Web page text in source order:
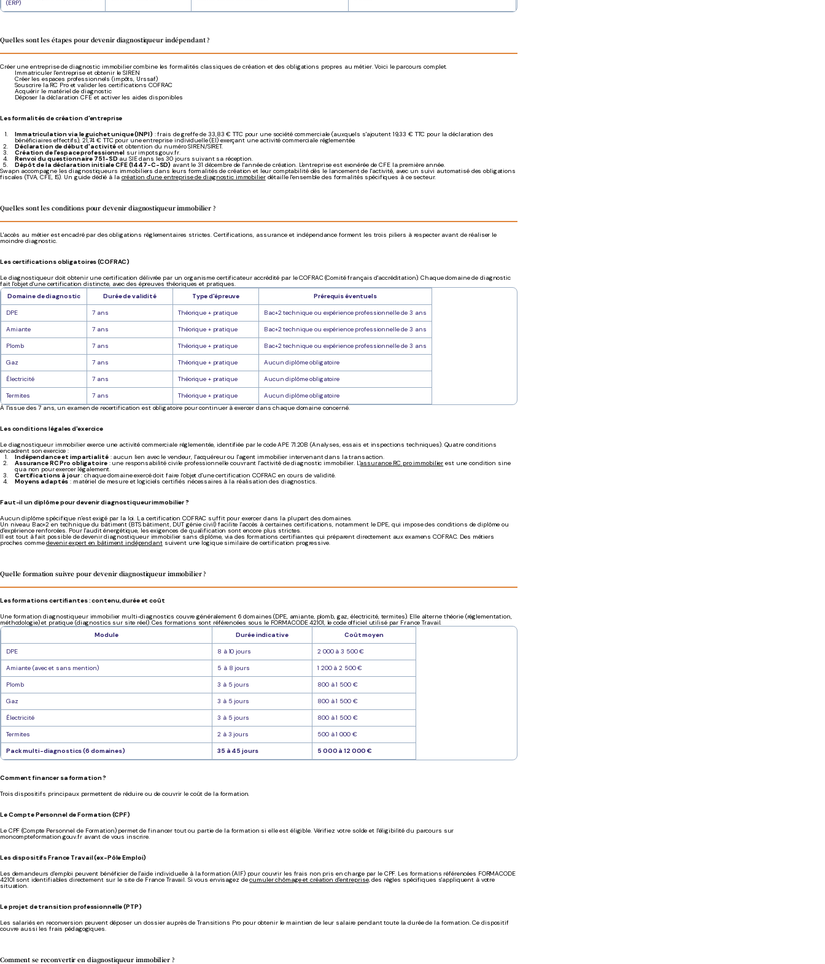
(ERP)
Quelles sont les étapes pour devenir diagnostiqueur indépendant ?
Créer une entreprise de diagnostic immobilier combine les formalités classiques de création et des obligations propres au métier. Voici le parcours complet.
Immatriculer l'entreprise et obtenir le SIREN
Créer les espaces professionnels (impôts, Urssaf)
Souscrire la RC Pro et valider les certifications COFRAC
Acquérir le matériel de diagnostic
Déposer la déclaration CFE et activer les aides disponibles
Les formalités de création d'entreprise
Immatriculation via le guichet unique (INPI) : frais de greffe de 33,83 € TTC pour une société commerciale (auxquels s'ajoutent 19,33 € TTC pour la déclaration des
bénéficiaires effectifs), 21,74 € TTC pour une entreprise individuelle (EI) exerçant une activité commerciale réglementée.
Déclaration de début d'activité et obtention du numéro SIREN/SIRET.
Création de l'espace professionnelsur impots.gouv.fr.
Renvoi du questionnaire 751-SD au SIE dans les 30 jours suivant sa réception.
Dépôt de la déclaration initiale CFE (1447-C-SD) avant le 31 décembre de l'année de création. L'entreprise est exonérée de CFE la première année.
Swapn accompagne les diagnostiqueurs immobiliers dans leurs formalités de création et leur comptabilité dès le lancement de l'activité, avec un suivi automatisé des obligations
fiscales (TVA, CFE, IS). Un guide dédié à la création d'une entreprise de diagnostic immobilierdétaille l'ensemble des formalités spécifiques à ce secteur.
Quelles sont les conditions pour devenir diagnostiqueur immobilier ?
L'accès au métier est encadré par des obligations réglementaires strictes. Certifications, assurance et indépendance forment les trois piliers à respecter avant de réaliser le
moindre diagnostic.
Les certifications obligatoires (COFRAC)
Le diagnostiqueur doit obtenir une certification délivrée par un organisme certificateur accrédité par le COFRAC (Comité français d'accréditation). Chaque domaine de diagnostic
fait l'objet d'une certification distincte, avec des épreuves théoriques et pratiques.
Domaine de diagnostic
Durée de validité Type d'épreuve Prérequis éventuels
DPE 7 ans Théorique + pratique Bac+2 technique ou expérience professionnelle de 3 ans
Amiante 7 ans Théorique + pratique Bac+2 technique ou expérience professionnelle de 3 ans
Plomb 7 ans Théorique + pratique Bac+2 technique ou expérience professionnelle de 3 ans
Gaz 7 ans Théorique + pratique Aucun diplôme obligatoire
Électricité 7 ans Théorique + pratique Aucun diplôme obligatoire
Termites 7 ans Théorique + pratique
Aucun diplôme obligatoire
À l'issue des 7 ans, un examen de recertification est obligatoire pour continuer à exercer dans chaque domaine concerné.
Les conditions légales d'exercice
Le diagnostiqueur immobilier exerce une activité commerciale réglementée, identifiée par le code APE 71.20B (Analyses, essais et inspections techniques). Quatre conditions
encadrent son exercice :
Indépendance et impartialité: aucun lien avec le vendeur, l'acquéreur ou l'agent immobilier intervenant dans la transaction.
Assurance RC Pro obligatoire: une responsabilité civile professionnelle couvrant l'activité de diagnostic immobilier. L'assurance RC pro immobilier est une condition sine
qua non pour exercer légalement.
Certifications à jour: chaque domaine exercé doit faire l'objet d'une certification COFRAC en cours de validité.
Moyens adaptés : matériel de mesure et logiciels certifiés nécessaires à la réalisation des diagnostics.
Faut-il un diplôme pour devenir diagnostiqueur immobilier ?
Aucun diplôme spécifique n'est exigé par la loi. La certification COFRAC suffit pour exercer dans la plupart des domaines.
Un niveau Bac+2 en technique du bâtiment (BTS bâtiment, DUT génie civil) facilite l'accès à certaines certifications, notamment le DPE, qui impose des conditions de diplôme ou
d'expérience renforcées. Pour l'audit énergétique, les exigences de qualification sont encore plus strictes.
Il est tout à fait possible de devenir diagnostiqueur immobilier sans diplôme, via des formations certifiantes qui préparent directement aux examens COFRAC. Des métiers
proches commedevenir expert en bâtiment indépendantsuivent une logique similaire de certification progressive.
Quelle formation suivre pour devenir diagnostiqueur immobilier ?
Les formations certifiantes : contenu, durée et coût
Une formation diagnostiqueur immobilier multi-diagnostics couvre généralement 6 domaines (DPE, amiante, plomb, gaz, électricité, termites). Elle alterne théorie (réglementation,
méthodologie) et pratique (diagnostics sur site réel). Ces formations sont référencées sous le FORMACODE 42101, le code officiel utilisé par France Travail.
Module
Durée indicative Coût moyen
DPE 8 à 10 jours 2 000 à 3 500 €
Amiante (avec et sans mention) 5 à 8 jours 1 200 à 2 500 €
Plomb 3 à 5 jours 800 à 1 500 €
Gaz 3 à 5 jours 800 à 1 500 €
Électricité 3 à 5 jours 800 à 1 500 €
Termites 2 à 3 jours 500 à 1 000 €
Pack multi-diagnostics (6 domaines) 35 à 45 jours 5 000 à 12 000 €
Comment financer sa formation ?
Trois dispositifs principaux permettent de réduire ou de couvrir le coût de la formation.
Le Compte Personnel de Formation (CPF)
Le CPF (Compte Personnel de Formation) permet de financer tout ou partie de la formation si elle est éligible. Vérifiez votre solde et l'éligibilité du parcours sur
moncompteformation.gouv.fr avant de vous inscrire.
Les dispositifs France Travail (ex-Pôle Emploi)
Les demandeurs d'emploi peuvent bénéficier de l'aide individuelle à la formation (AIF) pour couvrir les frais non pris en charge par le CPF. Les formations référencées FORMACODE
42101 sont identifiables directement sur le site de France Travail. Si vous envisagez decumuler chômage et création d'entreprise, des règles spécifiques s'appliquent à votre
situation.
Le projet de transition professionnelle (PTP)
Les salariés en reconversion peuvent déposer un dossier auprès de Transitions Pro pour obtenir le maintien de leur salaire pendant toute la durée de la formation. Ce dispositif
couvre aussi les frais pédagogiques.
Comment se reconvertir en diagnostiqueur immobilier ?